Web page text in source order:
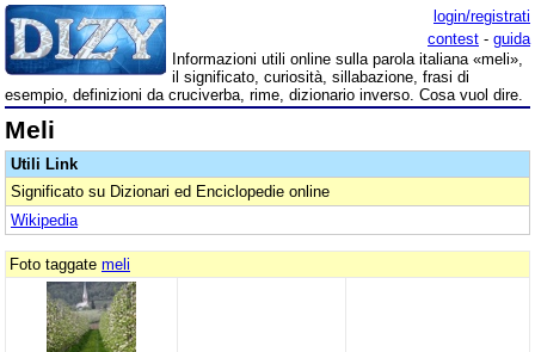
login/registrati
contest - guida
Informazioni utili online sulla parola italiana «meli»,
il significato, curiosità, sillabazione, frasi di
esempio, definizioni da cruciverba, rime, dizionario inverso. Cosa vuol dire.
Meli
Utili Link
Significato su Dizionari ed Enciclopedie online
Wikipedia
Foto taggate meli